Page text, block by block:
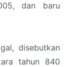
dan baru
disebutkan
tahun 840